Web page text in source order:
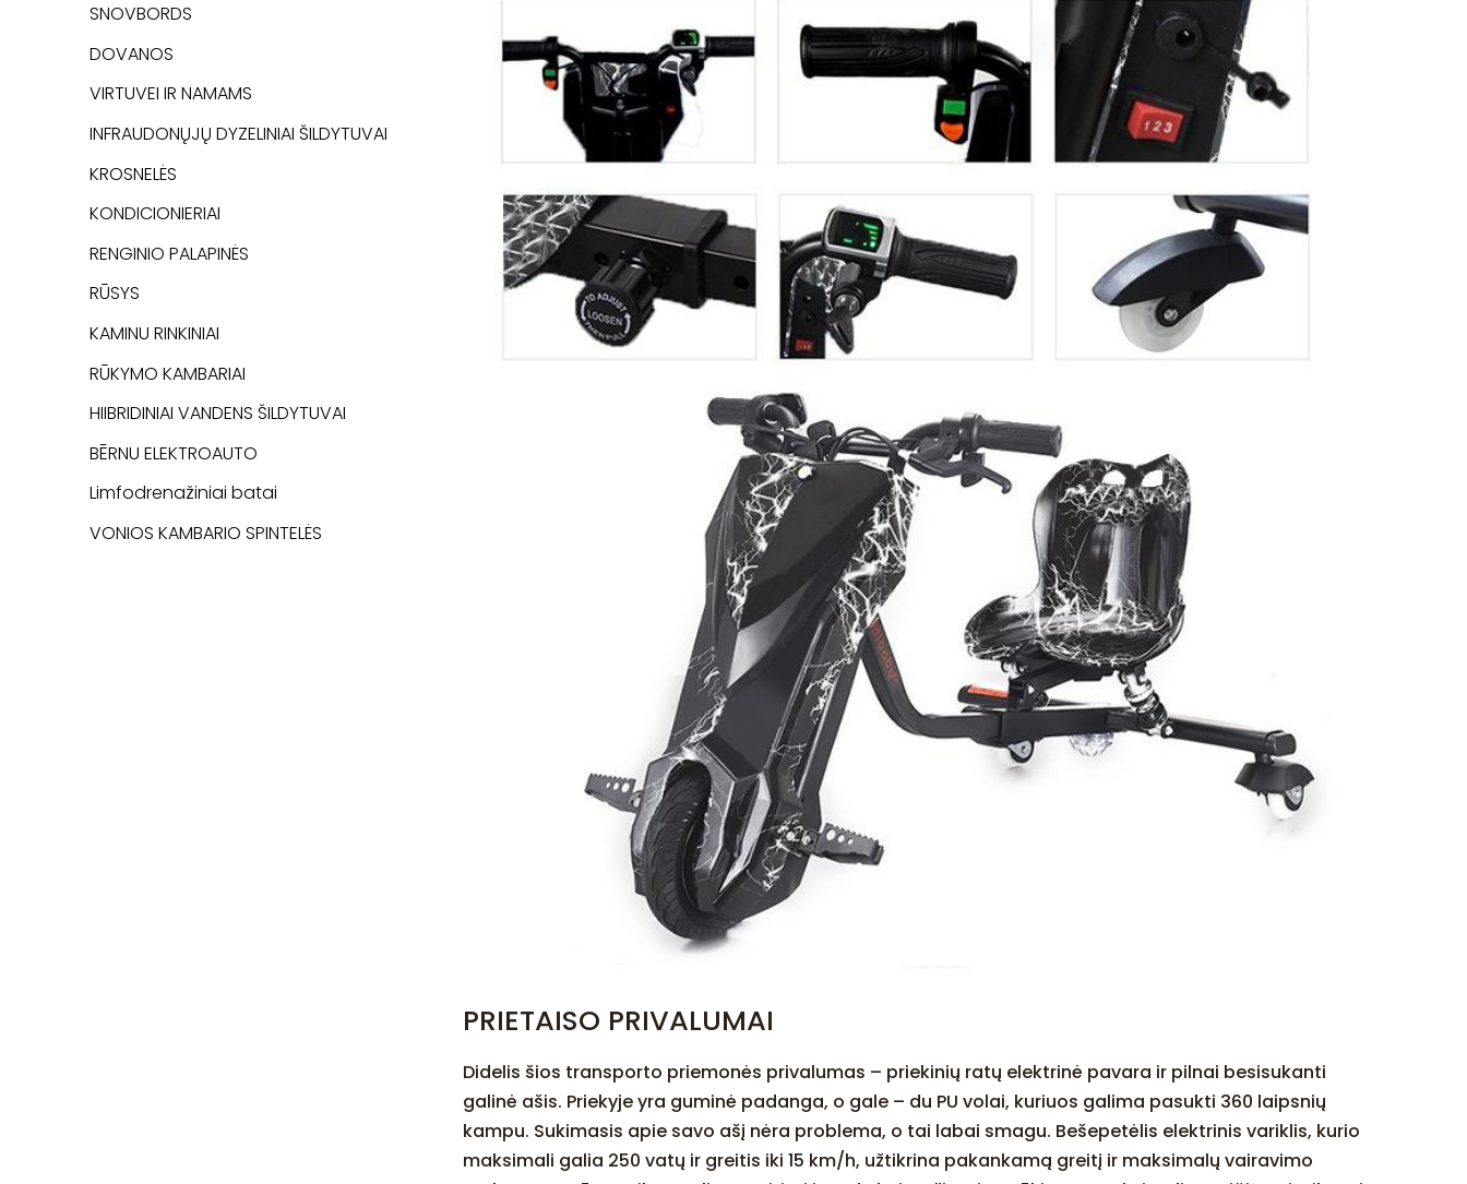
SNOVBORDS
DOVANOS
VIRTUVEI IR NAMAMS
INFRAUDONŲJŲ DYZELINIAI ŠILDYTUVAI
KROSNELĖS
KONDICIONIERIAI
RENGINIO PALAPINĖS
RŪSYS
KAMINU RINKINIAI
RŪKYMO KAMBARIAI
HIIBRIDINIAI VANDENS ŠILDYTUVAI
BĒRNU ELEKTROAUTO
Limfodrenažiniai batai
VONIOS KAMBARIO SPINTELĖS
PRIETAISO PRIVALUMAI
Didelis šios transporto priemonės privalumas – priekinių ratų elektrinė pavara ir pilnai besisukanti
galinė ašis. Priekyje yra guminė padanga, o gale – du PU volai, kuriuos galima pasukti 360 laipsnių
kampu. Sukimasis apie savo ašį nėra problema, o tai labai smagu. Bešepetėlis elektrinis variklis, kurio
maksimali galia 250 vatų ir greitis iki 15 km/h, užtikrina pakankamą greitį ir maksimalų vairavimo